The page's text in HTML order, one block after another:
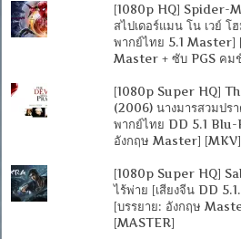
[1080p HQ] Spider-
สไปเดอร์แมน โน เวย์ โ
พากย์ไทย 5.1 Master]
Master + ซับ PGS คม
[1080p Super HQ]
(2006) นางมารสวมปร
พากย์ไทย DD 5.1
อังกฤษ Master]
[1080p Super HQ]
ไร้พ่าย [เสียงจีน DD
[บรรยาย: อังกฤษ
[MASTER]